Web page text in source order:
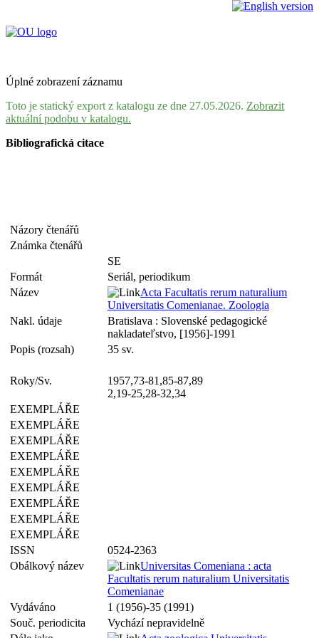
Úplné zobrazení záznamu
Toto je statický export z katalogu ze dne 27.05.2026. Zobrazit
aktuální podobu v katalogu.
Bibliografická citace
Názory čtenářů
Známka čtenářů
SE
Formát
Seriál, periodikum
Název
Acta Facultatis rerum naturalium
Universitatis Comenianae. Zoologia
Nakl. údaje
Bratislava : Slovenské pedagogické
nakladateľstvo, [1956]-1991
Popis (rozsah)
35 sv.
Roky/Sv.
1957,73-81,85-87,89
2,19-25,28-32,34
EXEMPLÁŘE
EXEMPLÁŘE
EXEMPLÁŘE
EXEMPLÁŘE
EXEMPLÁŘE
EXEMPLÁŘE
EXEMPLÁŘE
EXEMPLÁŘE
EXEMPLÁŘE
ISSN
0524-2363
Obálkový název
Universitas Comeniana : acta
Facultatis rerum naturalium Universitatis
Comenianae
Vydáváno
1 (1956)-35 (1991)
Souč. periodicita
Vychází nepravidelně